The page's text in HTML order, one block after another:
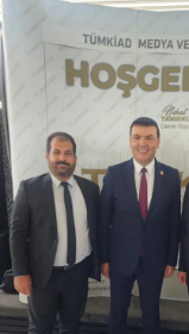
öldürür eski bir şato
hastanesi yapılır orta
tehlikeli hastaları vardır
şeytanın altılısı diyorlar
mekanlar ve yerler
orta avrupa...